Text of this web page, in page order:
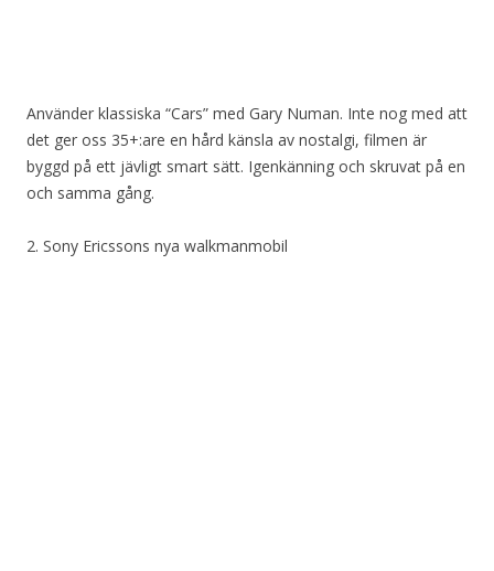
Använder klassiska “Cars” med Gary Numan. Inte nog med att
det ger oss 35+:are en hård känsla av nostalgi, filmen är
byggd på ett jävligt smart sätt. Igenkänning och skruvat på en
och samma gång.
2. Sony Ericssons nya walkmanmobil